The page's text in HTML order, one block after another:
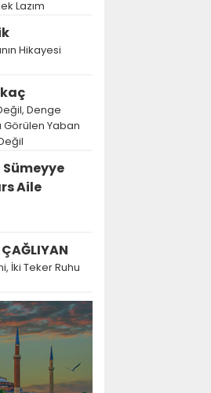
Lazım
Hikayesi
Denge
Görülen Yaban
Aile
İki Teker Ruhu